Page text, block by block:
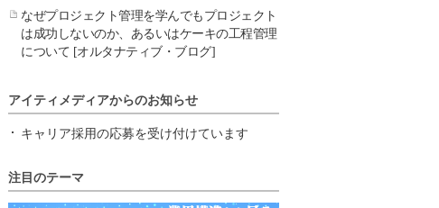
なぜプロジェクト管理を学んでもプロジェクト
は成功しないのか、あるいはケーキの工程管理
について [オルタナティブ・ブログ]
アイティメディアからのお知らせ
キャリア採用の応募を受け付けています
注目のテーマ